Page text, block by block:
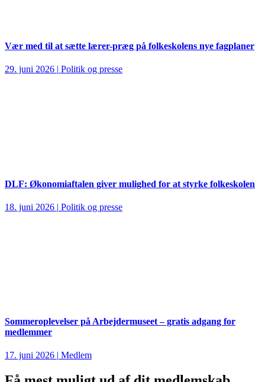
Vær med til at sætte lærer-præg på folkeskolens nye fagplaner
29. juni 2026 | Politik og presse
DLF: Økonomiaftalen giver mulighed for at styrke folkeskolen
18. juni 2026 | Politik og presse
Sommeroplevelser på Arbejdermuseet – gratis adgang for
medlemmer
17. juni 2026 | Medlem